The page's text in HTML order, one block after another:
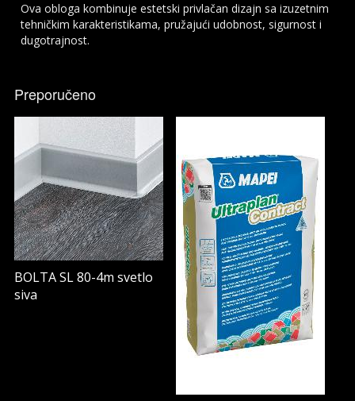
Ova obloga kombinuje estetski privlačan dizajn sa izuzetnim
tehničkim karakteristikama, pružajući udobnost, sigurnost i
dugotrajnost.
Preporučeno
BOLTA SL 80-4m svetlo
siva